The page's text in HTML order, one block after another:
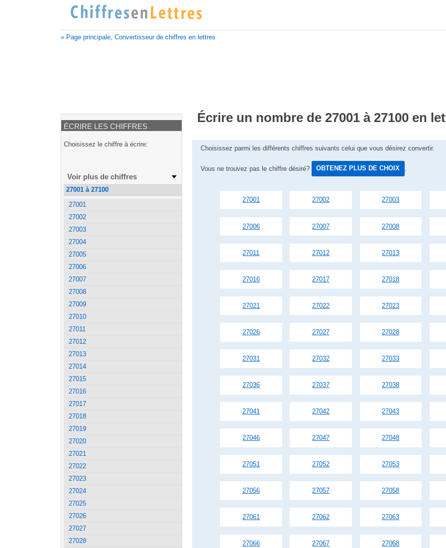
« Page principale, Convertisseur de chiffres en lettres
Écrire un nombre de 27001 à 27100 en
Choisissez parmi les différents chiffres suivants celui que vous désirez convertir.
Vous ne trouvez pas le chiffre désiré? OBTENEZ PLUS DE CHOIX
27001 27002 27003
27006 27007 27008
27011 27012 27013
27016 27017 27018
27021 27022 27023
27026 27027 27028
27031 27032 27033
27036 27037 27038
27041 27042 27043
27046 27047 27048
27051 27052 27053
27056 27057 27058
27061 27062 27063
27066 27067 27068
ÉCRIRE LES CHIFFRES
Choisissez le chiffre à écrire:
Voir plus de chiffres
27001 à 27100
27001
27002
27003
27004
27005
27006
27007
27008
27009
27010
27011
27012
27013
27014
27015
27016
27017
27018
27019
27020
27021
27022
27023
27024
27025
27026
27027
27028